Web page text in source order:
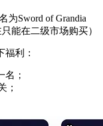
为Sword of Grandia
能在二级市场购买）
福利：
名；
；